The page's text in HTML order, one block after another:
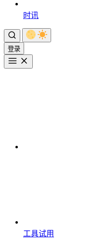
时讯
登录
工具试用